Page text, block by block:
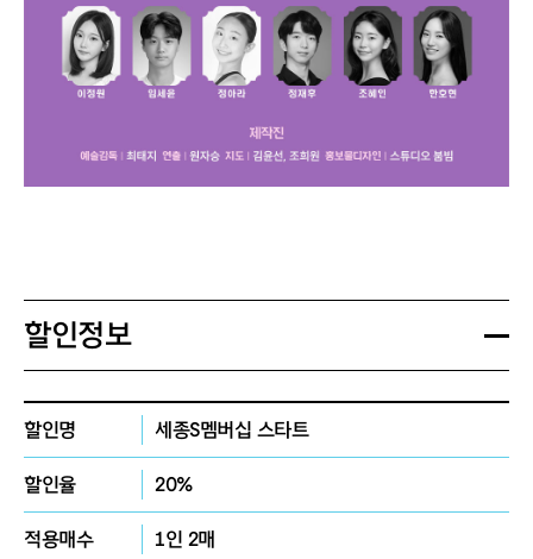
할인정보
할인명 세종S멤버십 스타트
할인율 20%
적용매수 1인 2매